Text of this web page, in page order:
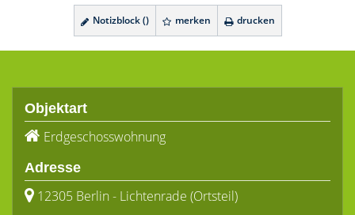
Notizblock () merken drucken
Objektart
Erdgeschosswohnung
Adresse
12305 Berlin - Lichtenrade (Ortsteil)